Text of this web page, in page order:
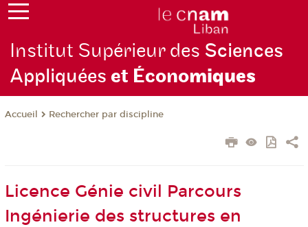
Institut Supérieur des Sciences
Appliquéeset Économiques
Accueil Rechercher par discipline
Licence Génie civil Parcours
Ingénierie des structures en